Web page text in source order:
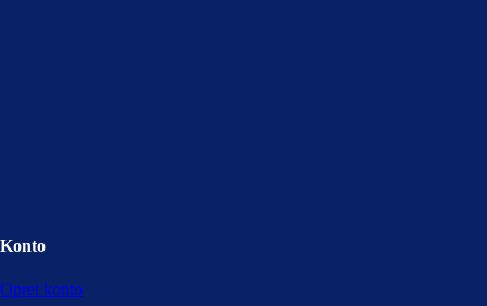
Konto
Opret konto